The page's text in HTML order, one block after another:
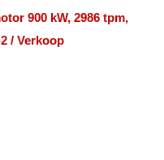
900 kW, 2986 tpm,
/ Verkoop